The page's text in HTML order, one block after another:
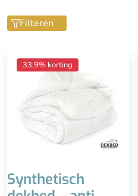
Filteren
33,9% korting
Synthetisch
Ieder seizoen
(warmteklasse 2)
Wasbaar tot 60°
Anti-bacterieel
Reukloos & goede
isolatie (holle vezel)
Minder luxe uitstraling,